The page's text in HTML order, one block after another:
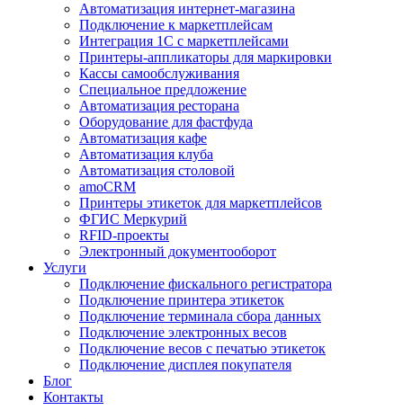
Автоматизация интернет-магазина
Подключение к маркетплейсам
Интеграция 1С с маркетплейсами
Принтеры-аппликаторы для маркировки
Кассы самообслуживания
Специальное предложение
Автоматизация ресторана
Оборудование для фастфуда
Автоматизация кафе
Автоматизация клуба
Автоматизация столовой
amoCRM
Принтеры этикеток для маркетплейсов
ФГИС Меркурий
RFID-проекты
Электронный документооборот
Услуги
Подключение фискального регистратора
Подключение принтера этикеток
Подключение терминала сбора данных
Подключение электронных весов
Подключение весов с печатью этикеток
Подключение дисплея покупателя
Блог
Контакты